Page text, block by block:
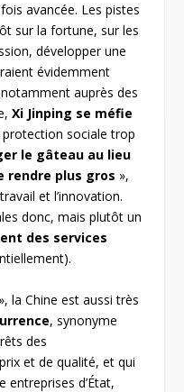
avancée. Les pistes
sur la fortune, sur les
développer une
évidemment
auprès des
Xi Jinping se méfie
protection sociale trop
le gâteau au lieu
rendre plus gros »,
et l’innovation.
donc, mais plutôt un
des services
la Chine est aussi très
, synonyme
des
et de qualité, et qui
entreprises d’État,